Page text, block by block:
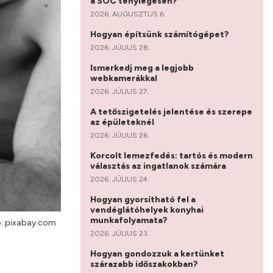
pixabay.com
2026. AUGUSZTUS 6.
Hogyan építsünk számítógépet?
2026. JÚLIUS 28.
Ismerkedj meg a legjobb
webkamerákkal
2026. JÚLIUS 27.
A tetőszigetelés jelentése és szerepe
az épületeknél
2026. JÚLIUS 26.
Korcolt lemezfedés: tartós és modern
választás az ingatlanok számára
2026. JÚLIUS 24.
Hogyan gyorsítható fel a
vendéglátóhelyek konyhai
munkafolyamata?
2026. JÚLIUS 23.
Hogyan gondozzuk a kertünket
szárazabb időszakokban?